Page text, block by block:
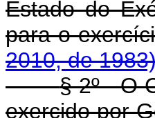
Estado do
para o
2010, de
§ 2º - O
exercido por